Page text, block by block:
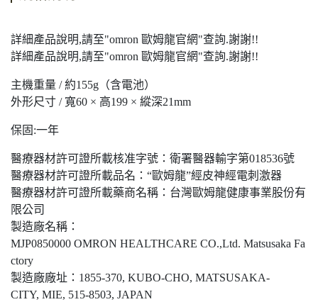
詳細產品說明,請至"omron 歐姆龍官網"查詢.謝謝!!
詳細產品說明,請至"omron 歐姆龍官網"查詢.謝謝!!
主機重量 / 約155g（含電池）
外形尺寸 / 寬60 × 高199 × 縱深21mm
保固:一年
醫療器材許可證所載核准字號：衛署醫器輸字第018536號
醫療器材許可證所載品名：“歐姆龍”經皮神經電刺激器
醫療器材許可證所載藥商名稱：台灣歐姆龍健康事業股份有
限公司
製造廠名稱：
MJP0850000 OMRON HEALTHCARE CO.,Ltd. Matsusaka Fa
ctory
製造廠廠址：1855-370, KUBO-CHO, MATSUSAKA-
CITY, MIE, 515-8503, JAPAN